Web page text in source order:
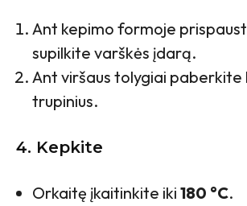
Ant kepimo formoje
supilkite varškės įdarą.
Ant viršaus tolygiai paberkite
trupinius.
4. Kepkite
Orkaitę įkaitinkite iki 180 °C.